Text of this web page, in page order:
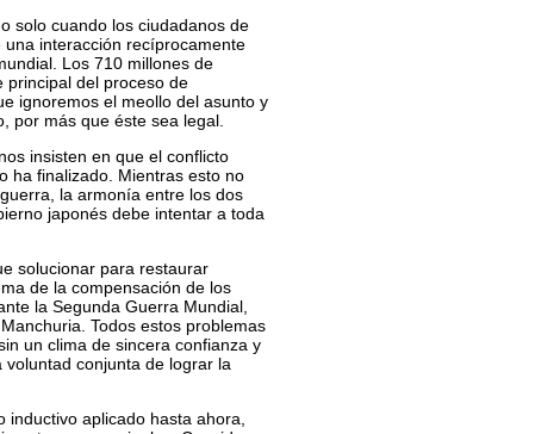
solo cuando los ciudadanos de
interacción recíprocamente
Los 710 millones de
principal del proceso de
ignoremos el meollo del asunto y
por más que éste sea legal.
insisten en que el conflicto
ha finalizado. Mientras esto no
la armonía entre los dos
japonés debe intentar a toda
solucionar para restaurar
de la compensación de los
la Segunda Guerra Mundial,
Todos estos problemas
un clima de sincera confianza y
conjunta de lograr la
aplicado hasta ahora,